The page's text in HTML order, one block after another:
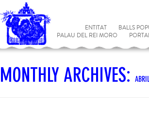
ENTITAT BALLS
PALAU DEL REI MORO
MONTHLY ARCHIVES: